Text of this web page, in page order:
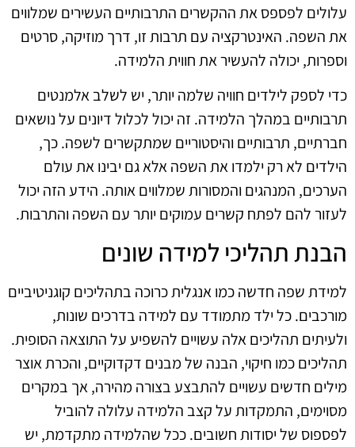
עלולים לפספס את ההקשרים התרבותיים העשירים שמלווים
את השפה. האינטרקציה עם תרבות זו, דרך מוזיקה, סרטים
וספרות, יכולה להעשיר את חווית הלמידה.
כדי לספק לילדים חוויה שלמה יותר, יש לשלב אלמנטים
תרבותיים במהלך הלמידה. זה יכול לכלול דיונים על נושאים
חברתיים, תרבותיים והיסטוריים שמתקשרים לשפה. כך,
הילדים לא רק ילמדו את השפה אלא גם יבינו את עולם
הערכים, המנהגים והמסורות שמלווים אותה. הידע הזה יכול
לעזור להם לפתח קשרים עמוקים יותר עם השפה והתרבות.
הבנת תהליכי למידה שונים
למידת שפה חדשה כמו אנגלית כרוכה בתהליכים קוגניטיביים
מורכבים. כל ילד מתמודד עם למידה בדרכים שונות,
ולעיתים תהליכים אלה עשויים להשפיע על התוצאה הסופית.
תהליכים כמו חיקוי, הבנה של מבנים דקדוקיים, והכרת אוצר
מילים חדשים עשויים להתבצע בצורה מהירה, אך במקרים
מסוימים, התמקדות על קצב הלמידה עלולה להוביל
לפספוס של יסודות חשובים. ככל שהלמידה מתקדמת, יש